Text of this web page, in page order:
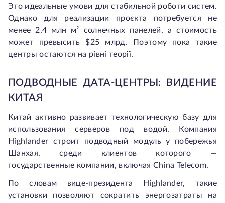
Это идеальные умови для стабильной роботи систем.
Однако для реализации проєкта потребуется не
менее 2,4 млн м² солнечных панелей, а стоимость
может превысить $25 млрд. Поэтому пока такие
центры остаются на рівні теорії.
ПОДВОДНЫЕ ДАТА-ЦЕНТРЫ: ВИДЕНИЕ
КИТАЯ
Китай активно развивает технологическую базу для
использования серверов под водой. Компания
Highlander строит подводный модуль у побережья
Шанхая, среди клиентов которого —
государственные компании, включая China Telecom.
По словам вице-президента Highlander, такие
установки позволяют сократить энергозатраты на